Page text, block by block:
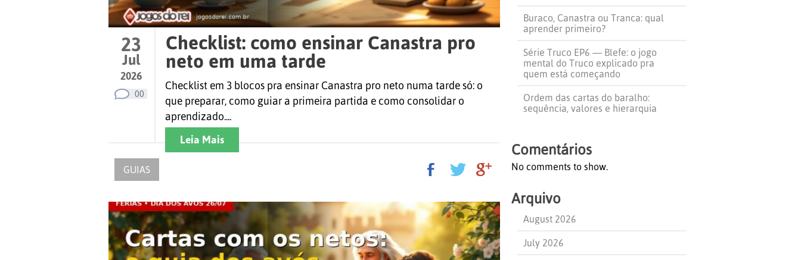
23
Jul
2026
00
Checklist: como ensinar Canastra pro
neto em uma tarde
Checklist em 3 blocos pra ensinar Canastra pro neto numa tarde só: o
que preparar, como guiar a primeira partida e como consolidar o
aprendizado....
Leia Mais
GUIAS
Buraco, Canastra ou Tranca: qual
aprender primeiro?
Série Truco EP6 — Blefe: o jogo
mental do Truco explicado pra
quem está começando
Ordem das cartas do baralho:
sequência, valores e hierarquia
Comentários
No comments to show.
Arquivo
August 2026
July 2026